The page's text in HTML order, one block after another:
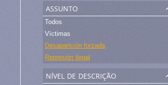
assunto
Todos
Víctimas
Desaparición forzada
Represión ilegal
nível de descrição